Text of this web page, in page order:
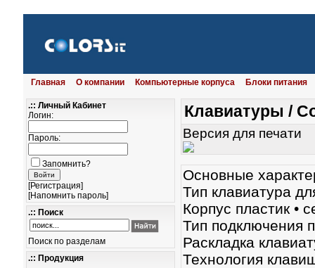
Главная О компании Компьютерные корпуса Блоки питания
.:: Личный Кабинет
Логин:
Пароль:
Запомнить?
[Регистрация]
[Напомнить пароль]
.:: Поиск
Поиск по разделам
.:: Продукция
Клавиатуры /
Версия для печати
Основные
Тип клавиатура
Корпус пластик •
Тип подключения
Раскладка
Технология